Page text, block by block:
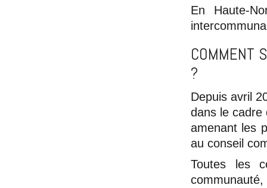
En Haute-
COMMENT
?
Depuis avril
dans le cadre
amenant les
au conseil
Toutes les